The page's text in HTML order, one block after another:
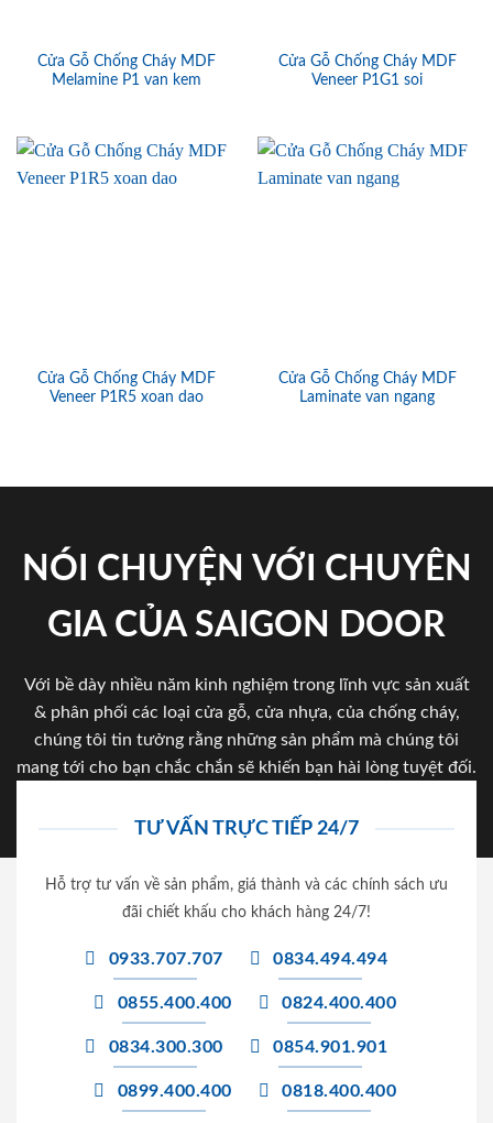
Cửa Gỗ Chống Cháy MDF
Melamine P1 van kem
Cửa Gỗ Chống Cháy MDF
Veneer P1G1 soi
Cửa Gỗ Chống Cháy MDF
Veneer P1R5 xoan dao
Cửa Gỗ Chống Cháy MDF
Laminate van ngang
NÓI CHUYỆN VỚI CHUYÊN
GIA CỦA SAIGON DOOR
Với bề dày nhiều năm kinh nghiệm trong lĩnh vực sản xuất
& phân phối các loại cửa gỗ, cửa nhựa, của chống cháy,
chúng tôi tin tưởng rằng những sản phẩm mà chúng tôi
mang tới cho bạn chắc chắn sẽ khiến bạn hài lòng tuyệt đối.
TƯ VẤN TRỰC TIẾP 24/7
Hỗ trợ tư vấn về sản phẩm, giá thành và các chính sách ưu
đãi chiết khấu cho khách hàng 24/7!
0933.707.707 0834.494.494
0855.400.400 0824.400.400
0834.300.300 0854.901.901
0899.400.400 0818.400.400